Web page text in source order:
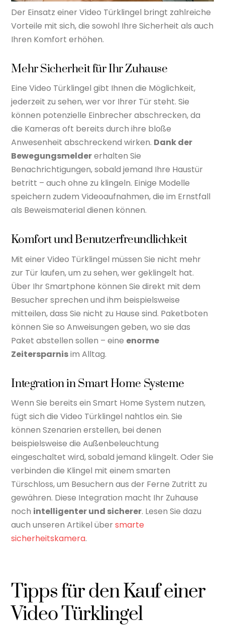
Der Einsatz einer Video Türklingel bringt zahlreiche
Vorteile mit sich, die sowohl Ihre Sicherheit als auch
Ihren Komfort erhöhen.
Mehr Sicherheit für Ihr Zuhause
Eine Video Türklingel gibt Ihnen die Möglichkeit,
jederzeit zu sehen, wer vor Ihrer Tür steht. Sie
können potenzielle Einbrecher abschrecken, da
die Kameras oft bereits durch ihre bloße
Anwesenheit abschreckend wirken. Dank der
Bewegungsmeldererhalten Sie
Benachrichtigungen, sobald jemand Ihre Haustür
betritt – auch ohne zu klingeln. Einige Modelle
speichern zudem Videoaufnahmen, die im Ernstfall
als Beweismaterial dienen können.
Komfort und Benutzerfreundlichkeit
Mit einer Video Türklingel müssen Sie nicht mehr
zur Tür laufen, um zu sehen, wer geklingelt hat.
Über Ihr Smartphone können Sie direkt mit dem
Besucher sprechen und ihm beispielsweise
mitteilen, dass Sie nicht zu Hause sind. Paketboten
können Sie so Anweisungen geben, wo sie das
Paket abstellen sollen – eine enorme
Zeitersparnisim Alltag.
Integration in Smart Home Systeme
Wenn Sie bereits ein Smart Home System nutzen,
fügt sich die Video Türklingel nahtlos ein. Sie
können Szenarien erstellen, bei denen
beispielsweise die Außenbeleuchtung
eingeschaltet wird, sobald jemand klingelt. Oder Sie
verbinden die Klingel mit einem smarten
Türschloss, um Besuchern aus der Ferne Zutritt zu
gewähren. Diese Integration macht Ihr Zuhause
noch intelligenter und sicherer. Lesen Sie dazu
auch unseren Artikel übersmarte
sicherheitskamera.
Tipps für den Kauf einer
Video Türklingel